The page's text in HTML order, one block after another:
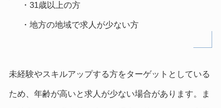
・31歳以上の方
・地方の地域で求人が少ない方
未経験やスキルアップする方をターゲットとしている
ため、年齢が高いと求人が少ない場合があります。ま